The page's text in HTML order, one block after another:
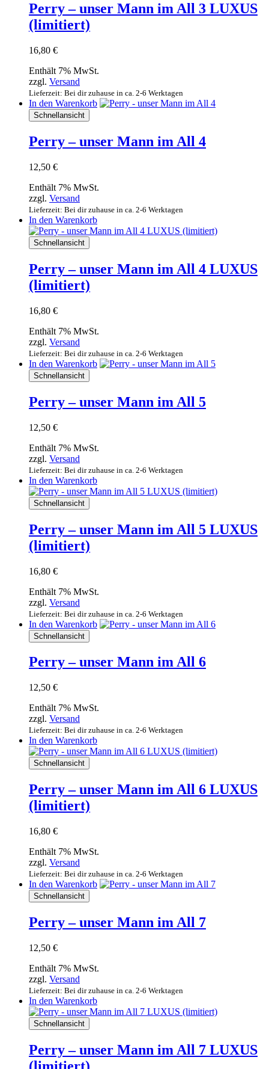
Perry – unser Mann im All 3 LUXUS
(limitiert)
16,80 €
Enthält 7% MwSt.
zzgl. Versand
Lieferzeit: Bei dir zuhause in ca. 2-6 Werktagen
In den Warenkorb
Schnellansicht
Perry – unser Mann im All 4
12,50 €
Enthält 7% MwSt.
zzgl. Versand
Lieferzeit: Bei dir zuhause in ca. 2-6 Werktagen
In den Warenkorb
Schnellansicht
Perry – unser Mann im All 4 LUXUS
(limitiert)
16,80 €
Enthält 7% MwSt.
zzgl. Versand
Lieferzeit: Bei dir zuhause in ca. 2-6 Werktagen
In den Warenkorb
Schnellansicht
Perry – unser Mann im All 5
12,50 €
Enthält 7% MwSt.
zzgl. Versand
Lieferzeit: Bei dir zuhause in ca. 2-6 Werktagen
In den Warenkorb
Schnellansicht
Perry – unser Mann im All 5 LUXUS
(limitiert)
16,80 €
Enthält 7% MwSt.
zzgl. Versand
Lieferzeit: Bei dir zuhause in ca. 2-6 Werktagen
In den Warenkorb
Schnellansicht
Perry – unser Mann im All 6
12,50 €
Enthält 7% MwSt.
zzgl. Versand
Lieferzeit: Bei dir zuhause in ca. 2-6 Werktagen
In den Warenkorb
Schnellansicht
Perry – unser Mann im All 6 LUXUS
(limitiert)
16,80 €
Enthält 7% MwSt.
zzgl. Versand
Lieferzeit: Bei dir zuhause in ca. 2-6 Werktagen
In den Warenkorb
Schnellansicht
Perry – unser Mann im All 7
12,50 €
Enthält 7% MwSt.
zzgl. Versand
Lieferzeit: Bei dir zuhause in ca. 2-6 Werktagen
In den Warenkorb
Schnellansicht
Perry – unser Mann im All 7 LUXUS